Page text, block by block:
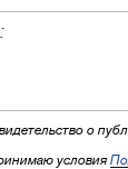
о
условия